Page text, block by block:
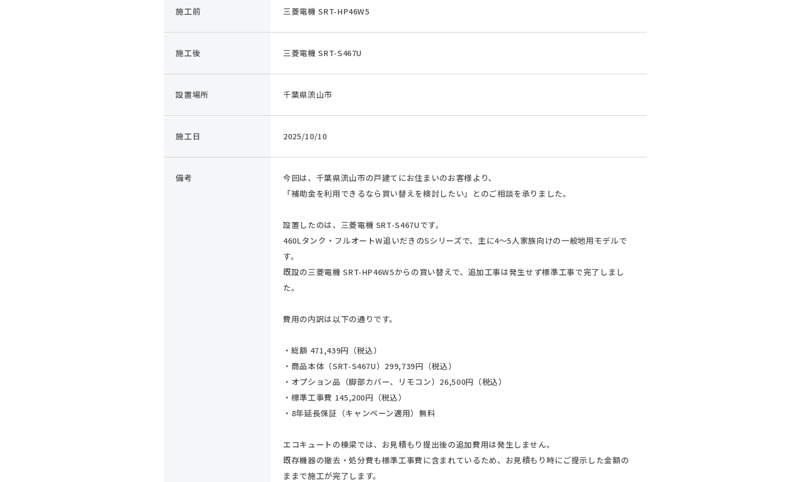
施工前 三菱電機 SRT-HP46W5
施工後 三菱電機 SRT-S467U
設置場所 千葉県流山市
施工日 2025/10/10
備考
今回は、千葉県流山市の戸建てにお住まいのお客様より、
「補助金を利用できるなら買い替えを検討したい」とのご相談を承りました。
設置したのは、三菱電機 SRT-S467Uです。
460Lタンク・フルオートW追いだきのSシリーズで、主に4〜5人家族向けの一般地用モデルで
す。
既設の三菱電機 SRT-HP46W5からの買い替えで、追加工事は発生せず標準工事で完了しまし
た。
費用の内訳は以下の通りです。
・総額 471,439円（税込）
・商品本体（SRT-S467U）299,739円（税込）
・オプション品（脚部カバー、リモコン）26,500円（税込）
・標準工事費 145,200円（税込）
・8年延長保証（キャンペーン適用）無料
エコキュートの棟梁では、お見積もり提出後の追加費用は発生しません。
既存機器の撤去・処分費も標準工事費に含まれているため、お見積もり時にご提示した金額の
ままで施工が完了します。